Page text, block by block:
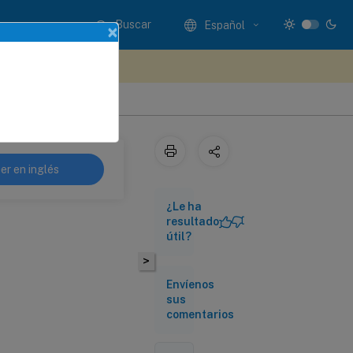
Buscar Español
en inglés
>
¿Le ha
resultado
útil?
Envíenos
sus
comentarios
×